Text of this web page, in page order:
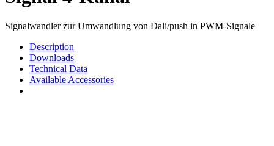
Signalwandler zur Umwandlung von Dali/push in PWM-Signale
Description
Downloads
Technical Data
Available Accessories